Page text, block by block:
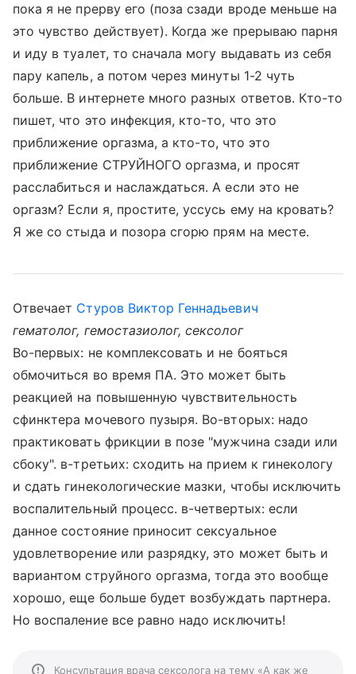
пока я не прерву его (поза сзади вроде меньше на
это чувство действует). Когда же прерываю парня
и иду в туалет, то сначала могу выдавать из себя
пару капель, а потом через минуты 1-2 чуть
больше. В интернете много разных ответов. Кто-то
пишет, что это инфекция, кто-то, что это
приближение оргазма, а кто-то, что это
приближение СТРУЙНОГО оргазма, и просят
расслабиться и наслаждаться. А если это не
оргазм? Если я, простите, уссусь ему на кровать?
Я же со стыда и позора сгорю прям на месте.
Отвечает Стуров Виктор Геннадьевич
гематолог, гемостазиолог, сексолог
Во-первых: не комплексовать и не бояться
обмочиться во время ПА. Это может быть
реакцией на повышенную чувствительность
сфинктера мочевого пузыря. Во-вторых: надо
практиковать фрикции в позе "мужчина сзади или
сбоку". в-третьих: сходить на прием к гинекологу
и сдать гинекологические мазки, чтобы исключить
воспалительный процесс. в-четвертых: если
данное состояние приносит сексуальное
удовлетворение или разрядку, это может быть и
вариантом струйного оргазма, тогда это вообще
хорошо, еще больше будет возбуждать партнера.
Но воспаление все равно надо исключить!
Консультация врача сексолога на тему «А как же